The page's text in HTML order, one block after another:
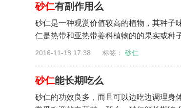
砂仁有副作用么
砂仁是一种观赏价值较高的植物，其种子
仁是热带和亚热带姜科植物的的果实或种
2016-11-18 17:38 标签： 砂仁
砂仁能长期吃么
砂仁的功效良多，而且可以边吃边调理身